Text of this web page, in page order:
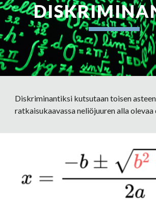
Diskriminantiksi kutsutaan toisen
ratkaisukaavassa neliöjuuren alla olevaa